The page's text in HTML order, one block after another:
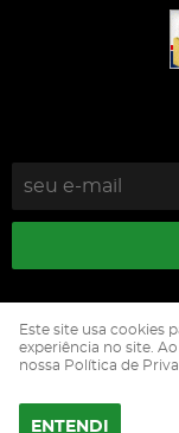
Este site usa cookies
experiência no site.
nossa Política de
ENTENDI